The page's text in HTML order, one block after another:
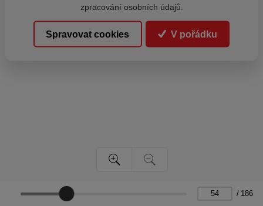
/ 186
zpracování osobních údajů.
Spravovat cookies V pořádku